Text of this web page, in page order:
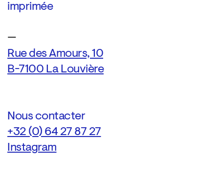
imprimée
—
Rue des Amours, 10
B-7100 La Louvière
Nous contacter
+32 (0) 64 27 87 27
Instagram